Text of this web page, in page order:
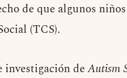
de que algunos
(TCS).
investigación deAutism